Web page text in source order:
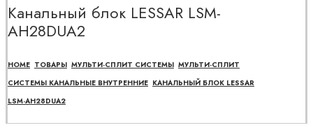
Канальный блок LESSAR LSM-
AH28DUA2
HOME ТОВАРЫ МУЛЬТИ-СПЛИТ СИСТЕМЫ МУЛЬТИ-СПЛИТ
СИСТЕМЫ КАНАЛЬНЫЕ ВНУТРЕННИЕ КАНАЛЬНЫЙ БЛОК LESSAR
LSM-AH28DUA2